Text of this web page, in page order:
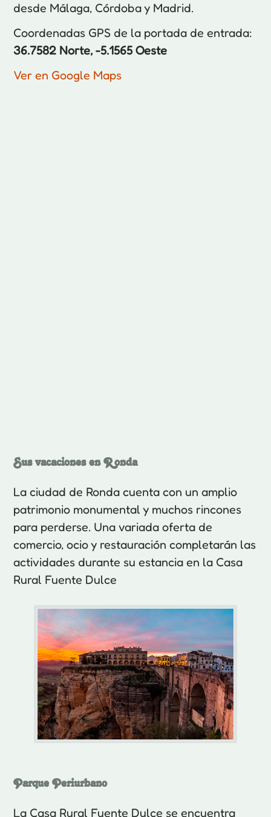
desde Málaga, Córdoba y Madrid.
Coordenadas GPS de la portada de entrada:
36.7582 Norte, -5.1565 Oeste
Ver en Google Maps
Sus vacaciones en Ronda
La ciudad de Ronda cuenta con un amplio
patrimonio monumental y muchos rincones
para perderse. Una variada oferta de
comercio, ocio y restauración completarán las
actividades durante su estancia en la Casa
Rural Fuente Dulce
Parque Periurbano
La Casa Rural Fuente Dulce se encuentra